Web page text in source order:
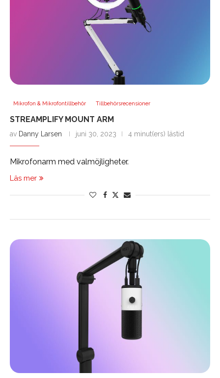
Mikrofon & Mikrofontillbehör Tillbehörsrecensioner
STREAMPLIFY MOUNT ARM
av Danny Larsen juni 30, 2023 4 minut(ers) lästid
Mikrofonarm med valmöjligheter.
Läs mer